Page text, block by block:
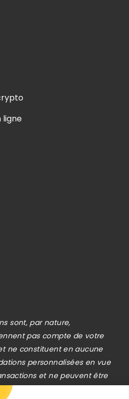
ligne
sont, par nature,
pas compte de votre
ne constituent en aucune
personnalisées en vue
et ne peuvent être
de conseil en